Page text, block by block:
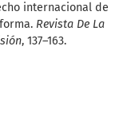
internacional de
Revista De La
, 137–163.